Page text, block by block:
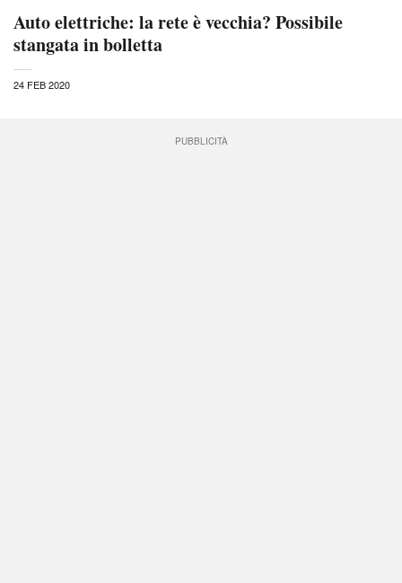
Auto elettriche: la rete è vecchia? Possibile
stangata in bolletta
24 FEB 2020
PUBBLICITÀ